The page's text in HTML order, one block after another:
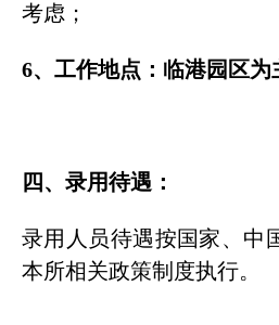
考虑；
6、工作地点：临港园区为
四、录用待遇：
录用人员待遇按国家、中
本所相关政策制度执行。